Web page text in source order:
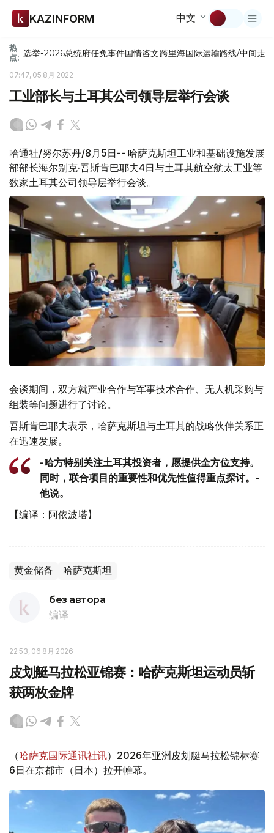
KAZINFORM 中文
热
点: 选举-2026总统府任免事件国情咨文跨里海国际运输路线/中间走廊
07:47, 05 8月 2022
工业部长与土耳其公司领导层举行会谈
哈通社/努尔苏丹/8月5日-- 哈萨克斯坦工业和基础设施发展
部部长海尔别克·吾斯肯巴耶夫4日与土耳其航空航太工业等
数家土耳其公司领导层举行会谈。
会谈期间，双方就产业合作与军事技术合作、无人机采购与
组装等问题进行了讨论。
吾斯肯巴耶夫表示，哈萨克斯坦与土耳其的战略伙伴关系正
在迅速发展。
-哈方特别关注土耳其投资者，愿提供全方位支持。
同时，联合项目的重要性和优先性值得重点探讨。-
他说。
【编译：阿依波塔】
黄金储备 哈萨克斯坦
без автора
编译
22:53, 06 8月 2026
皮划艇马拉松亚锦赛：哈萨克斯坦运动员斩
获两枚金牌
（哈萨克国际通讯社讯）2026年亚洲皮划艇马拉松锦标赛
6日在京都市（日本）拉开帷幕。